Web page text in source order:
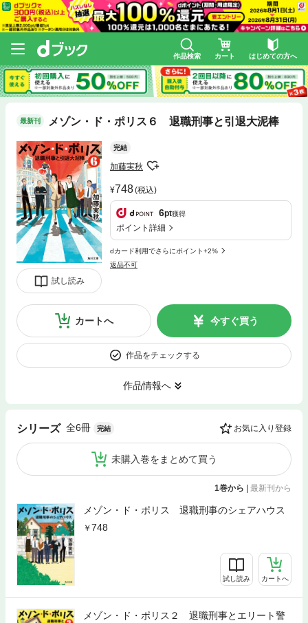
作品検索 カート はじめての方へ
最新刊 メゾン・ド・ポリス６ 退職刑事と引退大泥棒
試し読み
完結
加藤実秋
748(税込)
6pt獲得
ポイント詳細
dカード利用でさらにポイント+2%
返品不可
カートへ 今すぐ買う
作品をチェックする
作品情報へ
シリーズ 全6冊 完結 お気に入り登録
未購入巻をまとめて買う
1巻から | 最新刊から
メゾン・ド・ポリス 退職刑事のシェアハウス
748
試し読み カートへ
メゾン・ド・ポリス２ 退職刑事とエリート警